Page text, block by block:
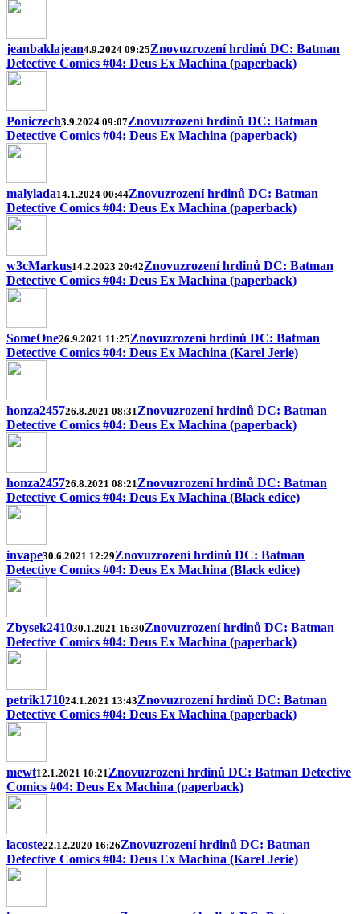
jeanbaklajean4.9.2024 09:25Znovuzrození hrdinů DC: Batman
Detective Comics #04: Deus Ex Machina (paperback)
Poniczech3.9.2024 09:07Znovuzrození hrdinů DC: Batman
Detective Comics #04: Deus Ex Machina (paperback)
malylada14.1.2024 00:44Znovuzrození hrdinů DC: Batman
Detective Comics #04: Deus Ex Machina (paperback)
w3cMarkus14.2.2023 20:42Znovuzrození hrdinů DC: Batman
Detective Comics #04: Deus Ex Machina (paperback)
SomeOne26.9.2021 11:25Znovuzrození hrdinů DC: Batman
Detective Comics #04: Deus Ex Machina (Karel Jerie)
honza245726.8.2021 08:31Znovuzrození hrdinů DC: Batman
Detective Comics #04: Deus Ex Machina (paperback)
honza245726.8.2021 08:21Znovuzrození hrdinů DC: Batman
Detective Comics #04: Deus Ex Machina (Black edice)
invape30.6.2021 12:29Znovuzrození hrdinů DC: Batman
Detective Comics #04: Deus Ex Machina (Black edice)
Zbysek241030.1.2021 16:30Znovuzrození hrdinů DC: Batman
Detective Comics #04: Deus Ex Machina (paperback)
petrik171024.1.2021 13:43Znovuzrození hrdinů DC: Batman
Detective Comics #04: Deus Ex Machina (paperback)
mewt12.1.2021 10:21Znovuzrození hrdinů DC: Batman Detective
Comics #04: Deus Ex Machina (paperback)
lacoste22.12.2020 16:26Znovuzrození hrdinů DC: Batman
Detective Comics #04: Deus Ex Machina (Karel Jerie)